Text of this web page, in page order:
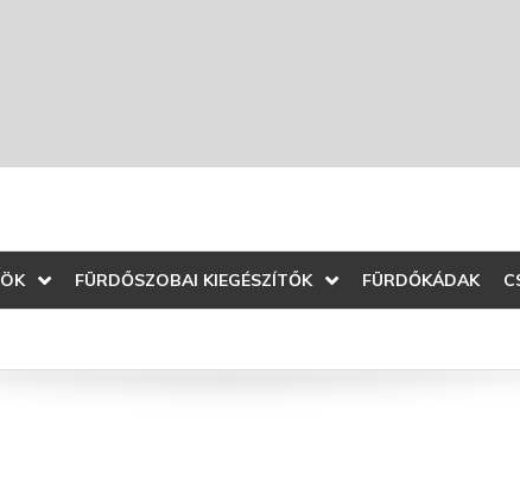
FÜRDŐSZOBAI KIEGÉSZÍTŐK FÜRDŐKÁDAK